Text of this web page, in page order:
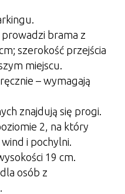
brama z
szerokość przejścia
miejscu.
– wymagają
znajdują się progi.
2, na który
i pochylni.
19 cm.
osób z